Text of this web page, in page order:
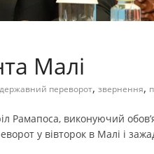
Малі
державний переворот, звернення,
Рамапоса, виконуючий
у вівторок в Малі і